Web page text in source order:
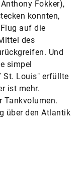
Fokker),
konnten,
auf die
des
Und
simpel
St. Louis" erfüllte
ist mehr.
Tankvolumen.
über den Atlantik